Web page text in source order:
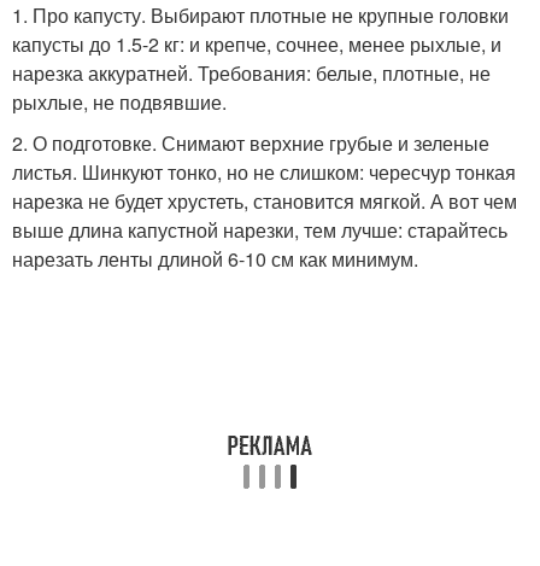
1. Про капусту. Выбирают плотные не крупные головки
капусты до 1.5-2 кг: и крепче, сочнее, менее рыхлые, и
нарезка аккуратней. Требования: белые, плотные, не
рыхлые, не подвявшие.
2. О подготовке. Снимают верхние грубые и зеленые
листья. Шинкуют тонко, но не слишком: чересчур тонкая
нарезка не будет хрустеть, становится мягкой. А вот чем
выше длина капустной нарезки, тем лучше: старайтесь
нарезать ленты длиной 6-10 см как минимум.